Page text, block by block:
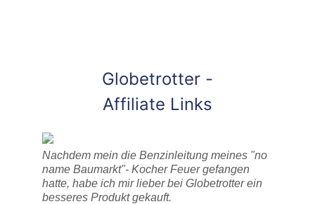
Globetrotter -
Affiliate Links
Nachdem mein die Benzinleitung meines "no
name Baumarkt"- Kocher Feuer gefangen
hatte, habe ich mir lieber bei Globetrotter ein
besseres Produkt gekauft.